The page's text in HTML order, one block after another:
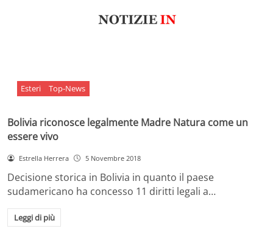
Esteri Top-News
Bolivia riconosce legalmente Madre Natura come un
essere vivo
Estrella Herrera 5 Novembre 2018
Decisione storica in Bolivia in quanto il paese
sudamericano ha concesso 11 diritti legali a…
Leggi di più